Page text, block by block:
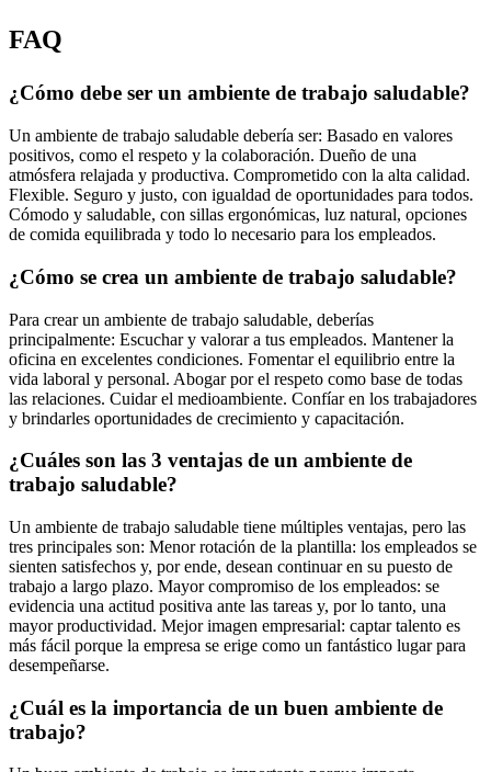
FAQ
¿Cómo debe ser un ambiente de trabajo saludable?
Un ambiente de trabajo saludable debería ser: Basado en valores
positivos, como el respeto y la colaboración. Dueño de una
atmósfera relajada y productiva. Comprometido con la alta calidad.
Flexible. Seguro y justo, con igualdad de oportunidades para todos.
Cómodo y saludable, con sillas ergonómicas, luz natural, opciones
de comida equilibrada y todo lo necesario para los empleados.
¿Cómo se crea un ambiente de trabajo saludable?
Para crear un ambiente de trabajo saludable, deberías
principalmente: Escuchar y valorar a tus empleados. Mantener la
oficina en excelentes condiciones. Fomentar el equilibrio entre la
vida laboral y personal. Abogar por el respeto como base de todas
las relaciones. Cuidar el medioambiente. Confíar en los trabajadores
y brindarles oportunidades de crecimiento y capacitación.
¿Cuáles son las 3 ventajas de un ambiente de
trabajo saludable?
Un ambiente de trabajo saludable tiene múltiples ventajas, pero las
tres principales son: Menor rotación de la plantilla: los empleados se
sienten satisfechos y, por ende, desean continuar en su puesto de
trabajo a largo plazo. Mayor compromiso de los empleados: se
evidencia una actitud positiva ante las tareas y, por lo tanto, una
mayor productividad. Mejor imagen empresarial: captar talento es
más fácil porque la empresa se erige como un fantástico lugar para
desempeñarse.
¿Cuál es la importancia de un buen ambiente de
trabajo?